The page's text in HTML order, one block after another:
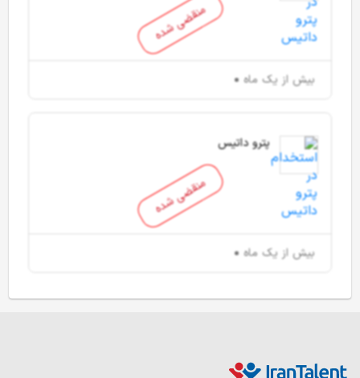
منقضی شده
بیش از یک ماه
منقضی شده
پترو داتیس
بیش از یک ماه